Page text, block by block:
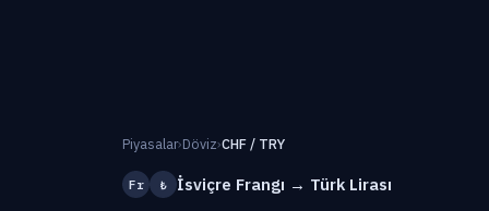
Piyasalar›Döviz›CHF / TRY
Fr ₺ İsviçre Frangı → Türk Lirası